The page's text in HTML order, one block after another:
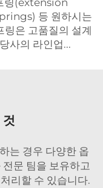
링(extension
등 원하시는
은 고품질의 설계
사의 라인업...
는 경우 다양한 옵
문 팀을 보유하고
리할 수 있습니다.